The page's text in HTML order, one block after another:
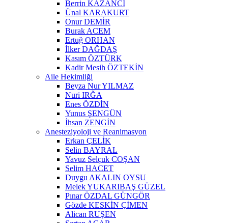
Berrin KAZANCI
Ünal KARAKURT
Onur DEMİR
Burak ACEM
Ertuğ ORHAN
İlker DAĞDAŞ
Kasım ÖZTÜRK
Kadir Mesih ÖZTEKİN
Aile Hekimliği
Beyza Nur YILMAZ
Nuri IRĞA
Enes ÖZDİN
Yunus ŞENGÜN
İhsan ZENGİN
Anesteziyoloji ve Reanimasyon
Erkan ÇELİK
Selin BAYRAL
Yavuz Selçuk COŞAN
Selim HACET
Duygu AKALIN OYSU
Melek YUKARIBAŞ GÜZEL
Pınar ÖZDAL GÜNGÖR
Gözde KESKİN ÇİMEN
Alican RUŞEN